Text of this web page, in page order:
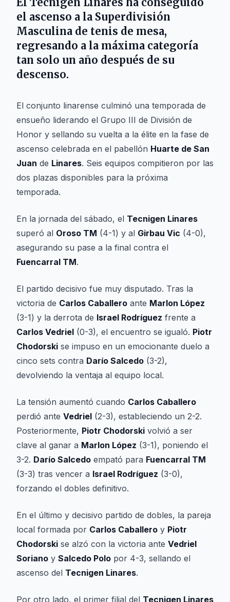
el ascenso a la Superdivisión
Masculina de tenis de mesa,
regresando a la máxima categoría
tan solo un año después de su
descenso.
El conjunto linarense culminó una temporada de
ensueño liderando el Grupo III de División de
Honor y sellando su vuelta a la élite en la fase de
ascenso celebrada en el pabellón Huarte de San
Juan de Linares. Seis equipos compitieron por las
dos plazas disponibles para la próxima
temporada.
En la jornada del sábado, el Tecnigen Linares
superó al Oroso TM (4-1) y al Girbau Vic (4-0),
asegurando su pase a la final contra el
Fuencarral TM.
El partido decisivo fue muy disputado. Tras la
victoria de Carlos Caballero ante Marlon López
(3-1) y la derrota de Israel Rodríguez frente a
Carlos Vedriel (0-3), el encuentro se igualó. Piotr
Chodorski se impuso en un emocionante duelo a
cinco sets contra Darío Salcedo (3-2),
devolviendo la ventaja al equipo local.
La tensión aumentó cuando Carlos Caballero
perdió ante Vedriel (2-3), estableciendo un 2-2.
Posteriormente, Piotr Chodorski volvió a ser
clave al ganar a Marlon López (3-1), poniendo el
3-2. Darío Salcedo empató para Fuencarral TM
(3-3) tras vencer a Israel Rodríguez (3-0),
forzando el dobles definitivo.
En el último y decisivo partido de dobles, la pareja
local formada por Carlos Caballero y Piotr
Chodorski se alzó con la victoria ante Vedriel
Soriano y Salcedo Polo por 4-3, sellando el
ascenso del Tecnigen Linares.
Por otro lado, el primer filial del Tecnigen Linares